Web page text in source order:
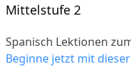
Mittelstufe 2
Spanisch Lektionen
Beginne jetzt mit